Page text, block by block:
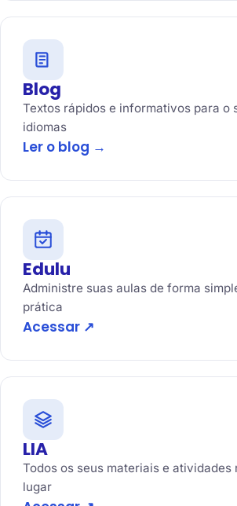
Blog
Textos rápidos e informativos para o
idiomas
Ler o blog →
Edulu
Administre suas aulas de forma
prática
Acessar ↗
LIA
Todos os seus materiais e atividades
lugar